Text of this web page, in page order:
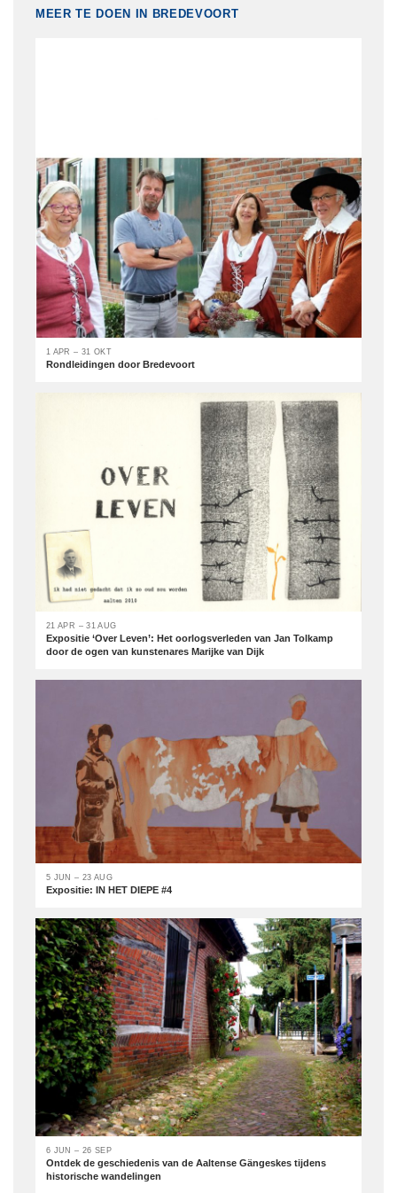
MEER TE DOEN IN BREDEVOORT
1 APR – 31 OKT
Rondleidingen door Bredevoort
21 APR – 31 AUG
Expositie ‘Over Leven’: Het oorlogsverleden van Jan Tolkamp
door de ogen van kunstenares Marijke van Dijk
5 JUN – 23 AUG
Expositie: IN HET DIEPE #4
6 JUN – 26 SEP
Ontdek de geschiedenis van de Aaltense Gängeskes tijdens
historische wandelingen